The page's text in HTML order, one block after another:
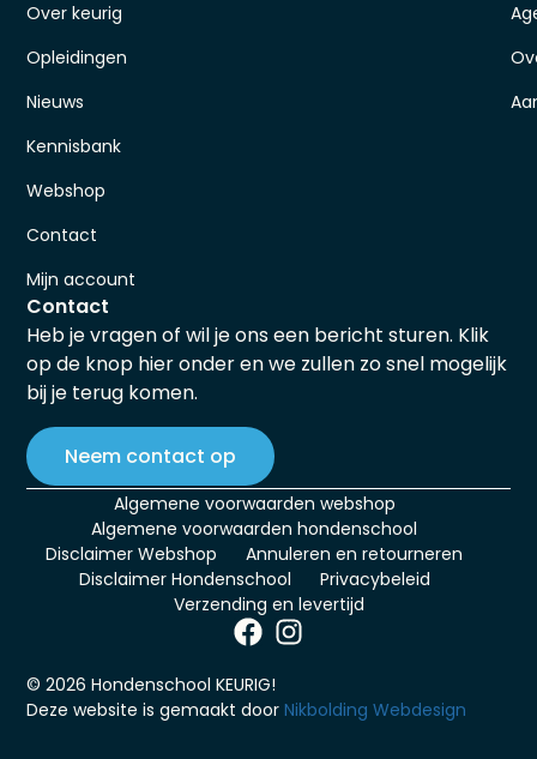
Over keurig
Opleidingen
Nieuws
Kennisbank
Webshop
Contact
Mijn account
Contact
Heb je vragen of wil je ons een bericht sturen. Klik
op de knop hier onder en we zullen zo snel mogelijk
bij je terug komen.
Neem contact op
Algemene voorwaarden webshop
Algemene voorwaarden hondenschool
Disclaimer Webshop
Annuleren en retourneren
Disclaimer Hondenschool
Privacybeleid
Verzending en levertijd
© 2026 Hondenschool KEURIG!
Deze website is gemaakt doorNikbolding Webdesign